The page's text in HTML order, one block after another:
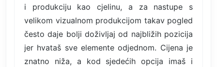
i produkciju kao cjelinu, a za nastupe s
velikom vizualnom produkcijom takav pogled
često daje bolji doživljaj od najbližih pozicija
jer hvataš sve elemente odjednom. Cijena je
znatno niža, a kod sjedećih opcija imaš i